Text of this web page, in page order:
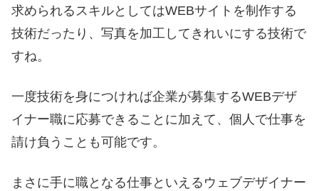
求められるスキルとしてはWEBサイトを制作する
技術だったり、写真を加工してきれいにする技術で
すね。
一度技術を身につければ企業が募集するWEBデザ
イナー職に応募できることに加えて、個人で仕事を
請け負うことも可能です。
まさに手に職となる仕事といえるウェブデザイナー